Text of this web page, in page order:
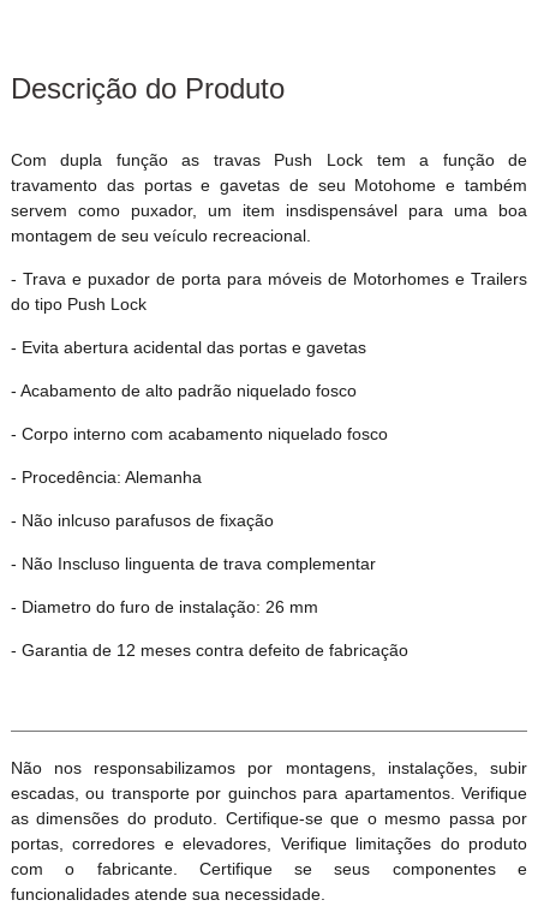
Descrição do Produto
Com dupla função as travas Push Lock tem a função de
travamento das portas e gavetas de seu Motohome e também
servem como puxador, um item insdispensável para uma boa
montagem de seu veículo recreacional.
- Trava e puxador de porta para móveis de Motorhomes e Trailers
do tipo Push Lock
- Evita abertura acidental das portas e gavetas
- Acabamento de alto padrão niquelado fosco
- Corpo interno com acabamento niquelado fosco
- Procedência: Alemanha
- Não inlcuso parafusos de fixação
- Não Inscluso linguenta de trava complementar
- Diametro do furo de instalação: 26 mm
- Garantia de 12 meses contra defeito de fabricação
Não nos responsabilizamos por montagens, instalações, subir
escadas, ou transporte por guinchos para apartamentos. Verifique
as dimensões do produto. Certifique-se que o mesmo passa por
portas, corredores e elevadores, Verifique limitações do produto
com o fabricante. Certifique se seus componentes e
funcionalidades atende sua necessidade.